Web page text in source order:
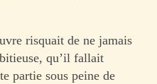
risquait de ne jamais
qu’il fallait
partie sous peine de